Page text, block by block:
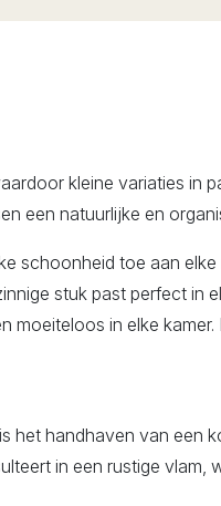
kleine variaties in
een natuurlijke en
schoonheid toe aan
stuk past perfect in
moeiteloos in elke
handhaven van een
in een rustige